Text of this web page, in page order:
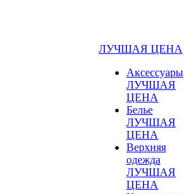
ЛУЧШАЯ ЦЕНА
Аксессуары
ЛУЧШАЯ
ЦЕНА
Белье
ЛУЧШАЯ
ЦЕНА
Верхняя
одежда
ЛУЧШАЯ
ЦЕНА